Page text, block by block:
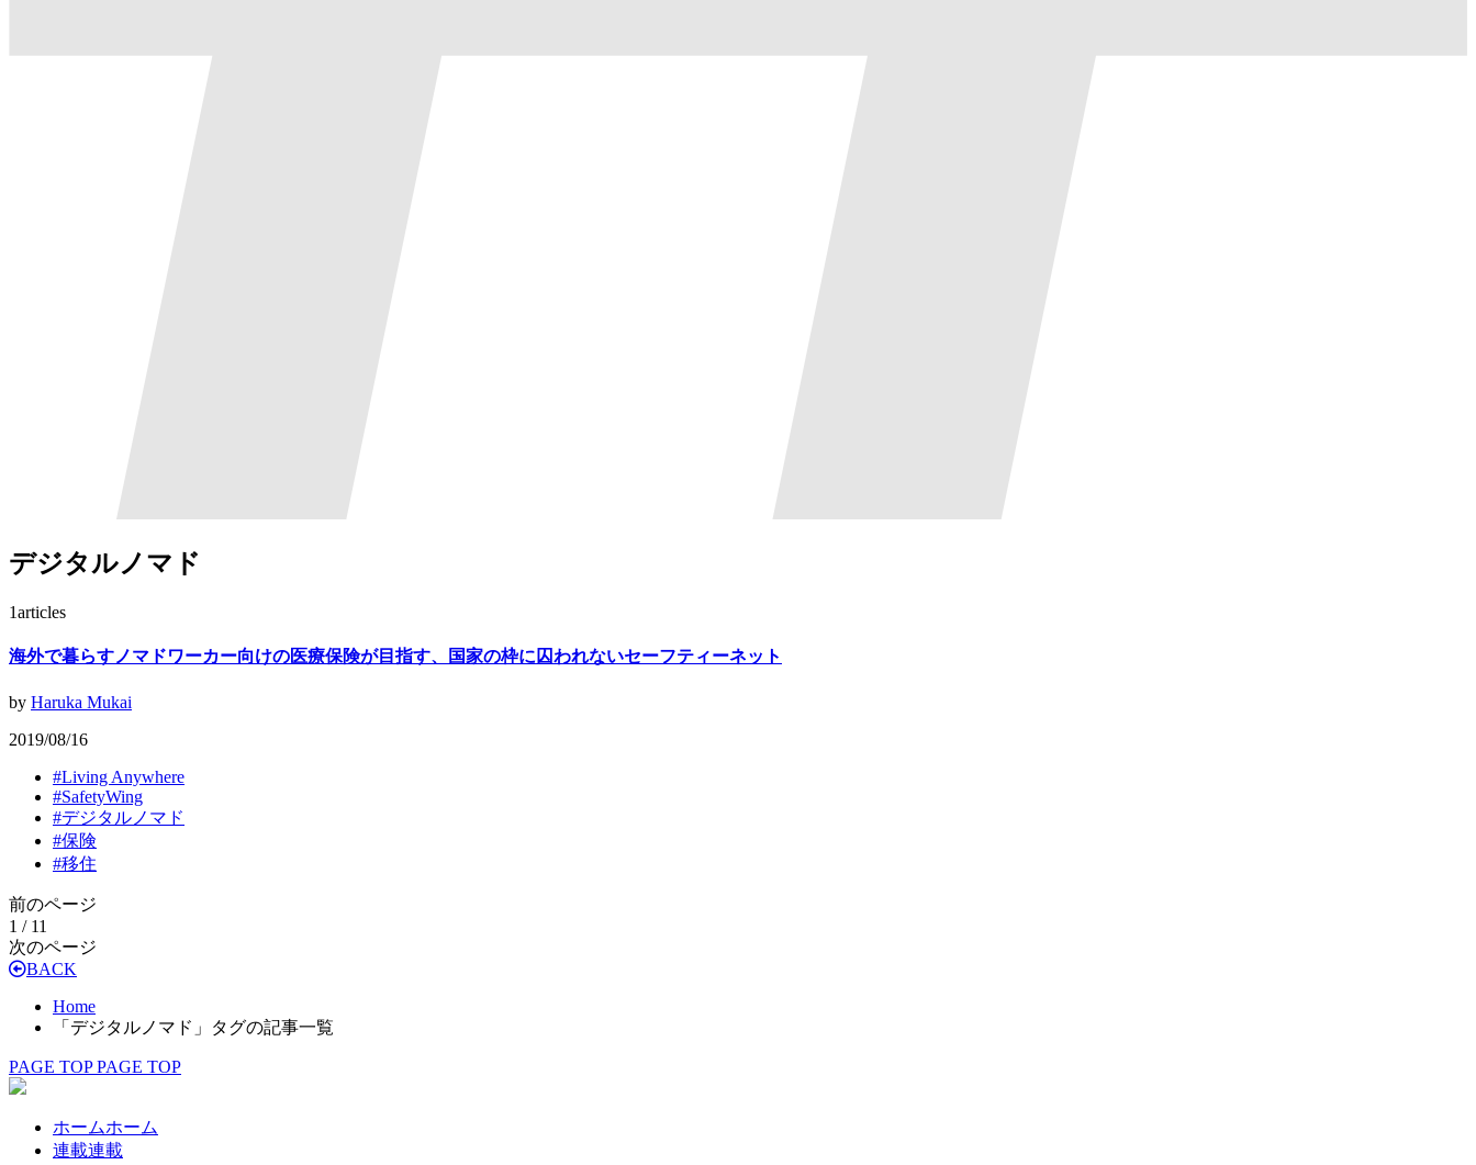
デジタルノマド
1articles
海外で暮らすノマドワーカー向けの医療保険が目指す、国家の枠に囚われないセーフティーネット
by Haruka Mukai
2019/08/16
#Living Anywhere
#SafetyWing
#デジタルノマド
#保険
#移住
前のページ
1 / 11
次のページ
BACK
Home
「デジタルノマド」タグの記事一覧
PAGE TOP PAGE TOP
ホームホーム
連載連載